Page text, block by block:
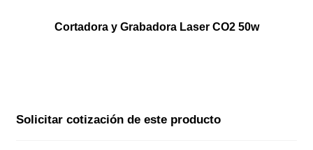
Cortadora y Grabadora Laser CO2 50w
Solicitar cotización de este producto